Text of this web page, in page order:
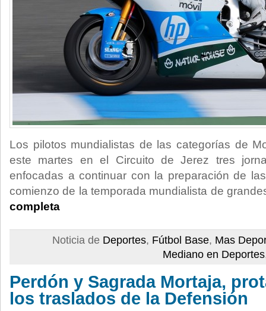
Los pilotos mundialistas de las categorías de
este martes en el Circuito de Jerez tres
enfocadas a continuar con la preparación de
comienzo de la temporada mundialista de
completa
Noticia de Deportes, Fútbol Base, Mas
Mediano en Deportes
Perdón y Sagrada Mortaja,
los traslados de la Defensión